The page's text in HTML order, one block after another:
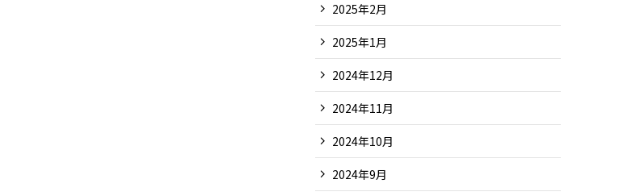
2025年2月
2025年1月
2024年12月
2024年11月
2024年10月
2024年9月